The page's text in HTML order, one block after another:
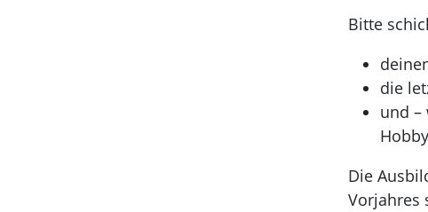
Bitte
die
und –
Die
Vorjahres